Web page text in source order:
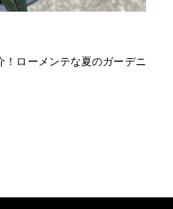
ローメンテな夏のガーデニ